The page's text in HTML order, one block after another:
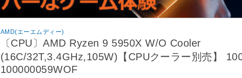
AMD(エーエムディー)
〔CPU〕AMD Ryzen 9 5950X W/O Cooler
(16C/32T,3.4GHz,105W)【CPUクーラー別売】
100000059WOF